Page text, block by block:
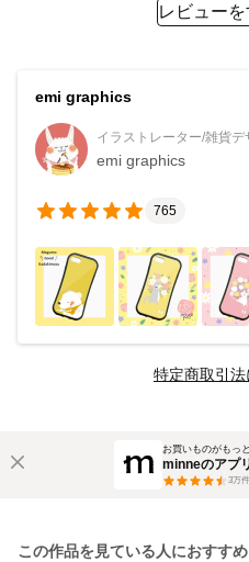
レビュー
emi graphics
イラストレーター/雑貨デ
emi graphics
765
特定商取引
お買いものがもっ
minneのアプ
3万
この作品を見ている人におすすめ